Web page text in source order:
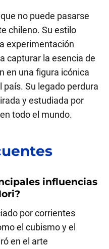
no puede pasarse
chileno. Su estilo
experimentación
capturar la esencia de
en una figura icónica
Su legado perdura
y estudiada por
todo el mundo.
influencias
?
por corrientes
el cubismo y el
en el arte